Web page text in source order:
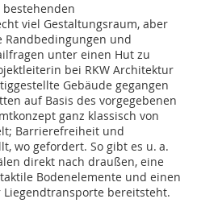
viel Gestaltungsraum, aber
Randbedingungen und
unter einen Hut zu
bei RKW Architektur
Gebäude ­gegangen
auf Basis des vor­gegebenen
ganz klassisch von
Barrierefreiheit und
wo gefordert. So gibt es u. a.
direkt nach draußen, eine
Bodenelemente und einen
bereitsteht.